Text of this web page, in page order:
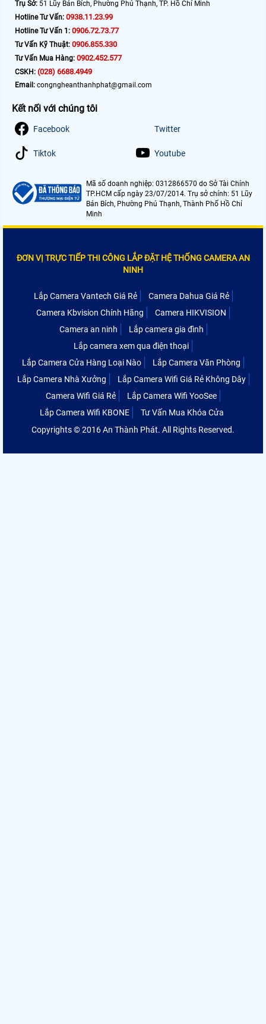
Trụ Sở: 51 Lũy Bán Bích, Phường Phú Thạnh, TP. Hồ Chí Minh
Hotline Tư Vấn: 0938.11.23.99
Hotline Tư Vấn 1: 0906.72.73.77
Tư Vấn Kỹ Thuật: 0906.855.330
Tư Vấn Mua Hàng: 0902.452.577
CSKH: (028) 6688.4949
Email: congngheanthanhphat@gmail.com
Kết nối với chúng tôi
Facebook Twitter
Tiktok Youtube
Mã số doanh nghiệp: 0312866570 do Sở Tài Chính
TP.HCM cấp ngày 23/07/2014. Trụ sở chính: 51 Lũy
Bán Bích, Phường Phú Thạnh, Thành Phố Hồ Chí
Minh
ĐƠN VỊ TRỰC TIẾP THI CÔNG LẮP ĐẶT HỆ THỐNG CAMERA AN
NINH
Lắp Camera Vantech Giá Rẻ
Camera Dahua Giá Rẻ
Camera Kbvision Chính Hãng
Camera HIKVISION
Camera an ninh
Lắp camera gia đình
Lắp camera xem qua điện thoại
Lắp Camera Cửa Hàng Loại Nào
Lắp Camera Văn Phòng
Lắp Camera Nhà Xưởng
Lắp Camera Wifi Giá Rẻ Không Dây
Camera Wifi Giá Rẻ
Lắp Camera Wifi YooSee
Lắp Camera Wifi KBONE
Tư Vấn Mua Khóa Cửa
Copyrights © 2016 An Thành Phát. All Rights Reserved.